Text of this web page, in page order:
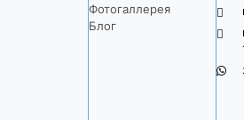
Фотогаллерея
Блог